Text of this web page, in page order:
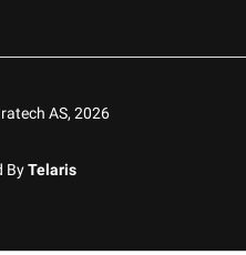
AS, 2026
ByTelaris